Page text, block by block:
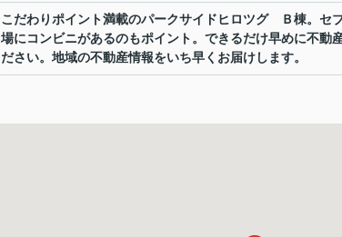
こだわりポイント満載のパークサイドヒロツグ Ｂ棟。セ
場にコンビニがあるのもポイント。できるだけ早めに不動
ださい。地域の不動産情報をいち早くお届けします。